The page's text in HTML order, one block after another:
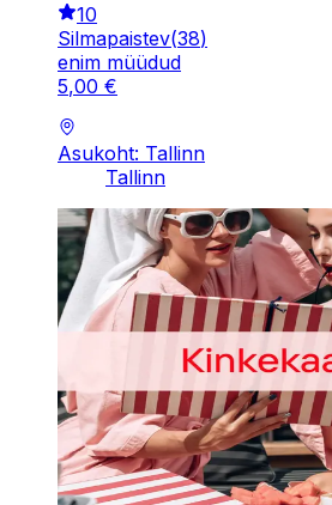
10
Silmapaistev(38)
enim müüdud
5,00 €
Asukoht: Tallinn
Tallinn